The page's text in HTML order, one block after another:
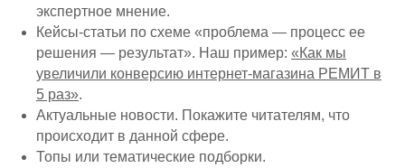
экспертное мнение.
Кейсы-статьи по схеме «проблема — процесс ее
решения — результат». Наш пример: «Как мы
увеличили конверсию интернет-магазина РЕМИТ в
5 раз».
Актуальные новости. Покажите читателям, что
происходит в данной сфере.
Топы или тематические подборки.